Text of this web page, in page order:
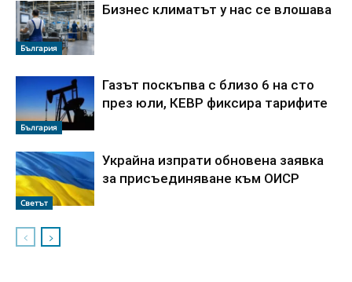
България
Бизнес климатът у нас се влошава
България
Газът поскъпва с близо 6 на сто
през юли, КЕВР фиксира тарифите
Светът
Украйна изпрати обновена заявка
за присъединяване към ОИСР